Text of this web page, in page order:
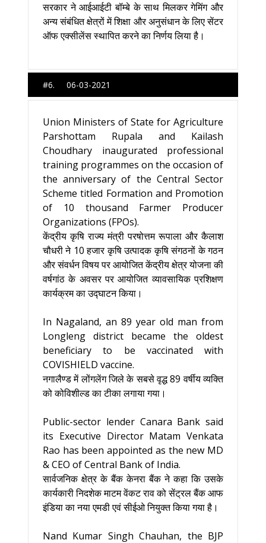
सरकार ने आईआईटी बॉम्‍बे के साथ मिलकर गेमिंग और
अन्‍य संबंधित क्षेत्रों में शिक्षा और अनुसंधान के लिए सेंटर
ऑफ एक्‍सीलेंस स्‍थापित करने का निर्णय लिया है।
#6. 06-03-2021
Union Ministers of State for Agriculture
Parshottam Rupala and Kailash
Choudhary inaugurated professional
training programmes on the occasion of
the anniversary of the Central Sector
Scheme titled Formation and Promotion
of 10 thousand Farmer Producer
Organizations (FPOs).
केंद्रीय कृषि राज्य मंत्री परषोत्तम रूपाला और कैलाश
चौधरी ने 10 हजार कृषि उत्पादक कृषि संगठनों के गठन
और संवर्धन विषय पर आयोजित केंद्रीय क्षेत्र योजना की
वर्षगांठ के अवसर पर आयोजित व्यावसायिक प्रशिक्षण
कार्यक्रम का उद्घाटन किया।
In Nagaland, an 89 year old man from
Longleng district became the oldest
beneficiary to be vaccinated with
COVISHIELD vaccine.
नगालैण्‍ड में लोंगलेंग जिले के सबसे वृद्ध 89 वर्षीय व्‍यक्ति
को कोविशील्‍ड का टीका लगाया गया।
Public-sector lender Canara Bank said
its Executive Director Matam Venkata
Rao has been appointed as the new MD
& CEO of Central Bank of India.
सार्वजनिक क्षेत्र के बैंक केनरा बैंक ने कहा कि उसके
कार्यकारी निदशेक माटम वेंकट राव को सेंट्रल बैंक आफ
इंडिया का नया एमडी एवं सीईओ नियुक्त किया गया है।
Nand Kumar Singh Chauhan, the BJP